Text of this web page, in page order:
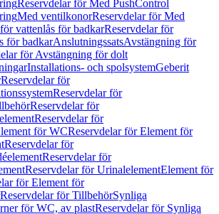
Reservdelar för Med PushControl
Med ventilkonorReservdelar för Med
vattenlås för badkarReservdelar för
för badkarAnslutningssatsAvstängning för
för Avstängning för dolt
Installations- och spolsystemGeberit
Reservdelar för
Reservdelar för
Reservdelar för
Reservdelar för
för WCReservdelar för Element för
Reservdelar för
Reservdelar för
Reservdelar för UrinalelementElement för
för Element för
Reservdelar för TillbehörSynliga
för WC, av plastReservdelar för Synliga